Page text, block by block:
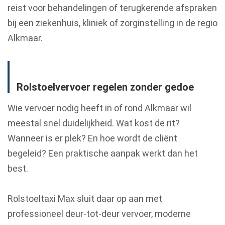
reist voor behandelingen of terugkerende afspraken
bij een ziekenhuis, kliniek of zorginstelling in de regio
Alkmaar.
Rolstoelvervoer regelen zonder gedoe
Wie vervoer nodig heeft in of rond Alkmaar wil
meestal snel duidelijkheid. Wat kost de rit?
Wanneer is er plek? En hoe wordt de cliënt
begeleid? Een praktische aanpak werkt dan het
best.
Rolstoeltaxi Max sluit daar op aan met
professioneel deur-tot-deur vervoer, moderne